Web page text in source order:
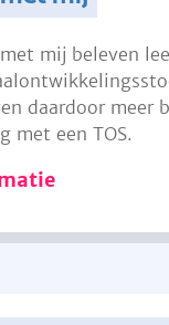
met mij beleven
daardoor meer
met een TOS.